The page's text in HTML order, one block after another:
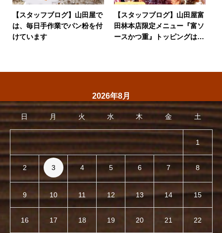
【スタッフブログ】山田屋で
は、毎日手作業でパン粉を付
けています
【スタッフブログ】山田屋富
田林本店限定メニュー『富ソ
ースかつ重』トッピングは、
2026年8月
日 月 火 水 木 金 土
1
2 3 4 5 6 7 8
9 10 11 12 13 14 15
16 17 18 19 20 21 22